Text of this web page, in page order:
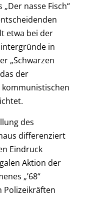
nasse Fisch“
etwa bei der
in
„Schwarzen
der
des
differenziert
Eindruck
Aktion der
„’68“
Polizeikräften